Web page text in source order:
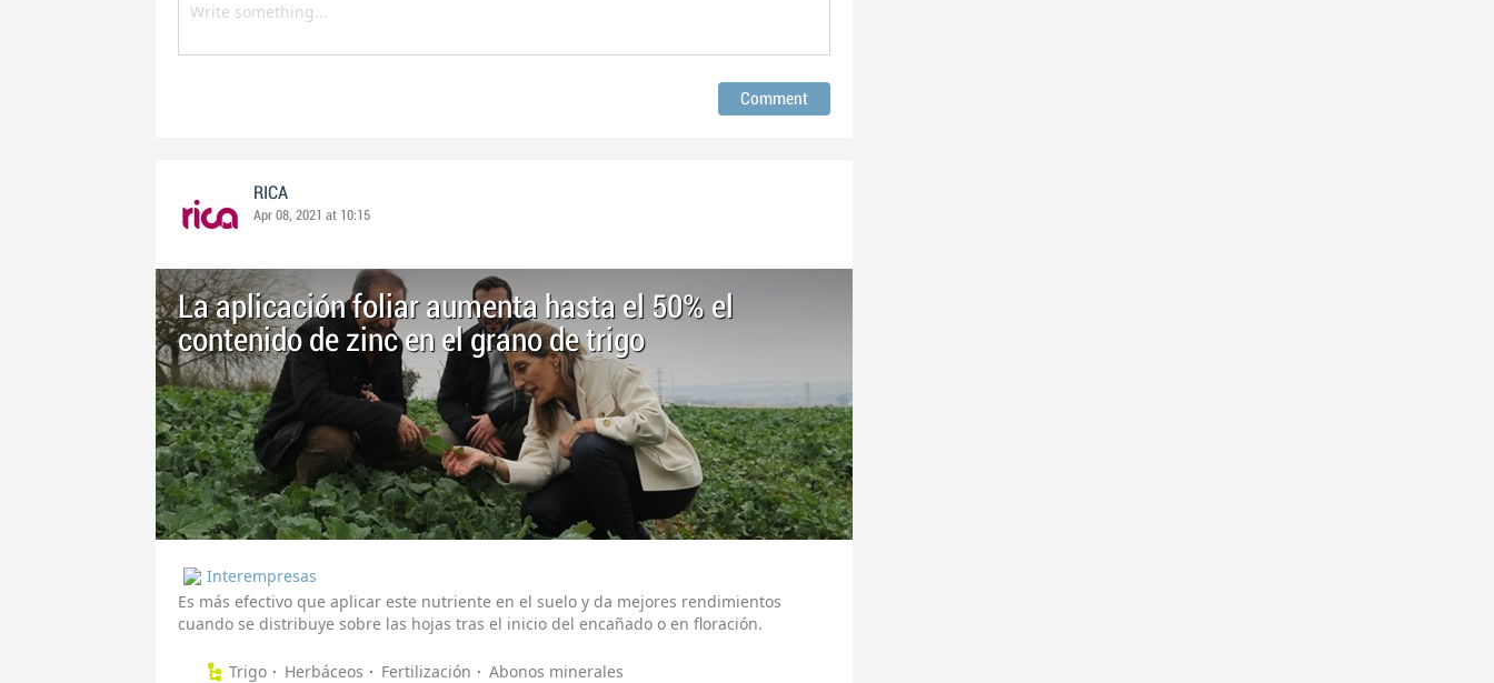
RICA
Apr 08, 2021 at 10:15
La aplicación foliar aumenta hasta el 50% el
contenido de zinc en el grano de trigo
Interempresas
Es más efectivo que aplicar este nutriente en el suelo y da mejores rendimientos
cuando se distribuye sobre las hojas tras el inicio del encañado o en floración.
Trigo Herbáceos Fertilización
Abonos minerales